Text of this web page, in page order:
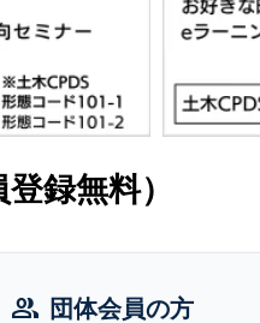
録無料）
group 団体会員の方